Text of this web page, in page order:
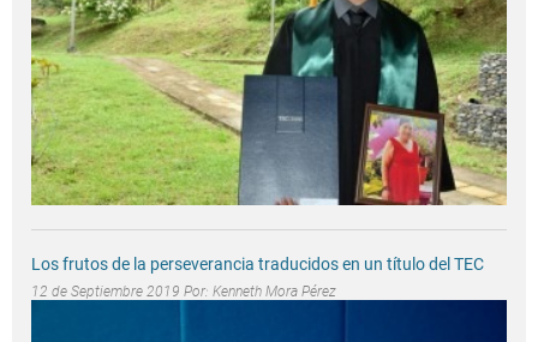
Los frutos de la perseverancia traducidos en un título del TEC
12 de Septiembre 2019 Por: Kenneth Mora Pérez